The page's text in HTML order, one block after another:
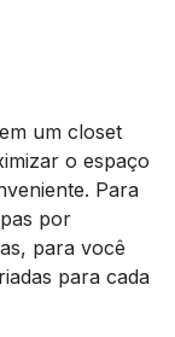
um closet
o espaço
Para
por
para você
para cada